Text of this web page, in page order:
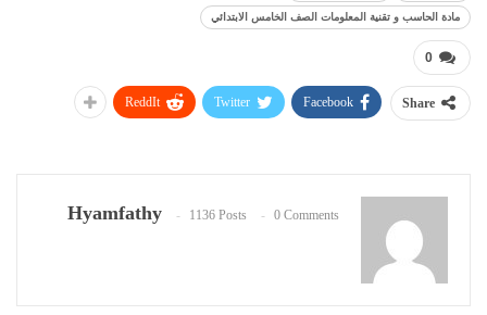
مادة الحاسب و تقنية المعلومات الصف الخامس الابتدائي
0
Share
Facebook
Twitter
ReddIt
Hyamfathy 1136 Posts 0 Comments